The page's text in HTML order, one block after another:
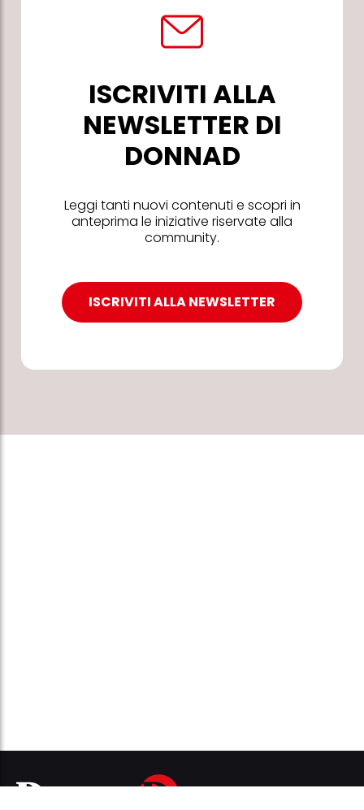
ISCRIVITI ALLA
NEWSLETTER DI
DONNAD
Leggi tanti nuovi contenuti e scopri in
anteprima le iniziative riservate alla
community.
ISCRIVITI ALLA NEWSLETTER